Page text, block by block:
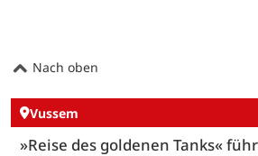
Nach oben
Vussem
»Reise des goldenen Tanks«